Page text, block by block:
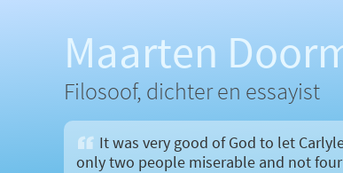
Maarten
Filosoof, dichter en essayist
It was very good of God to let
only two people miserable and not four